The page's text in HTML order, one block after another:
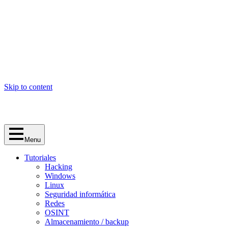
Skip to content
Menu
Tutoriales
Hacking
Windows
Linux
Seguridad informática
Redes
OSINT
Almacenamiento / backup